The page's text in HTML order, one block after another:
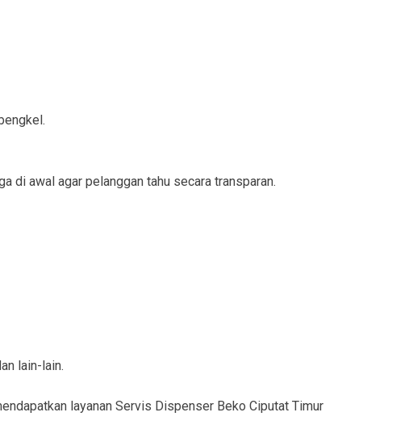
di awal agar pelanggan tahu secara transparan.
lain-lain.
layanan Servis Dispenser Beko Ciputat Timur